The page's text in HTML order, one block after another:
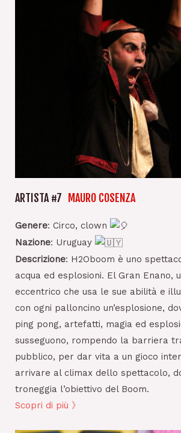
ARTISTA #7 MAURO COSENZA
Genere: Circo, clown
Nazione: Uruguay
Descrizione: H2Oboom è uno
acqua ed esplosioni. El Gran Enano,
eccentrico che usa le sue abilità e
con ogni palloncino un’esplosione,
ping pong, artefatti, magia ed
susseguono, rompendo la barriera
pubblico, per dar vita a un gioco
arrivare al climax dello spettacolo,
troneggia l’obiettivo del Boom.
Scopri di più 》